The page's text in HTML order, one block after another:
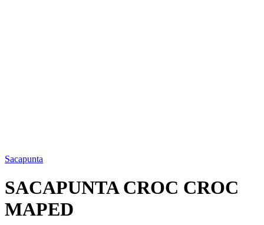
Sacapunta
SACAPUNTA CROC CROC
MAPED